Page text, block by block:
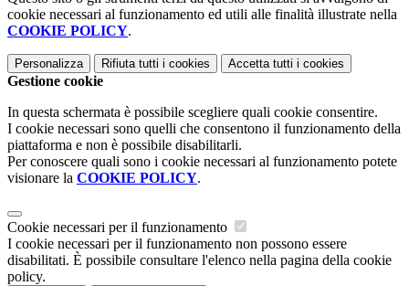
cookie necessari al funzionamento ed utili alle finalità illustrate nella
COOKIE POLICY.
Personalizza Rifiuta tutti i cookies Accetta tutti i cookies
Gestione cookie
In questa schermata è possibile scegliere quali cookie consentire.
I cookie necessari sono quelli che consentono il funzionamento della
piattaforma e non è possibile disabilitarli.
Per conoscere quali sono i cookie necessari al funzionamento potete
visionare la COOKIE POLICY.
Cookie necessari per il funzionamento
I cookie necessari per il funzionamento non possono essere
disabilitati. È possibile consultare l'elenco nella pagina della cookie
policy.